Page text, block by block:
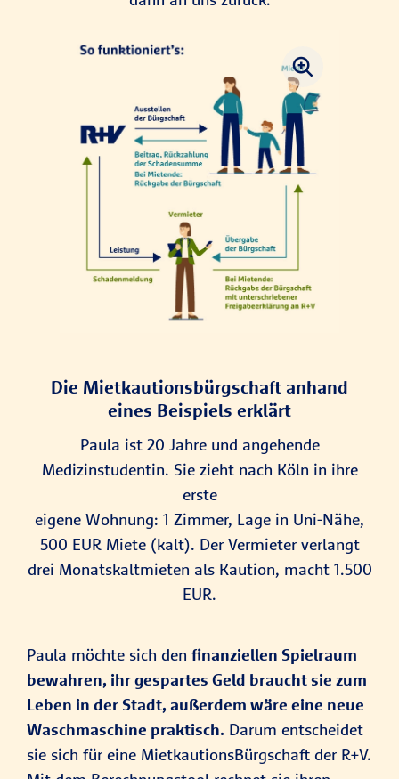
Die Mietkautionsbürgschaft anhand
eines Beispiels erklärt
Paula ist 20 Jahre und angehende
Medizinstudentin. Sie zieht nach Köln in ihre
erste
eigene Wohnung: 1 Zimmer, Lage in Uni-Nähe,
500 EUR Miete (kalt). Der Vermieter verlangt
drei Monatskaltmieten als Kaution, macht 1.500
EUR.
Paula möchte sich den finanziellen Spielraum
bewahren, ihr gespartes Geld braucht sie zum
Leben in der Stadt, außerdem wäre eine neue
Waschmaschine praktisch. Darum entscheidet
sie sich für eine MietkautionsBürgschaft der R+V.